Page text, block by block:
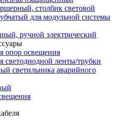
столбик световой
для модульной системы
ручной электрический
опор освещения
светодиодной ленты/трубки
светильника аварийного